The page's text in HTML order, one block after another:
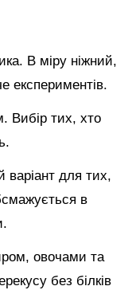
В міру ніжний,
експериментів.
Вибір тих, хто
варіант для тих,
в
овочами та
без білків